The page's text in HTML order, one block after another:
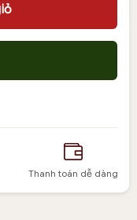
Thanh toán dễ dàng